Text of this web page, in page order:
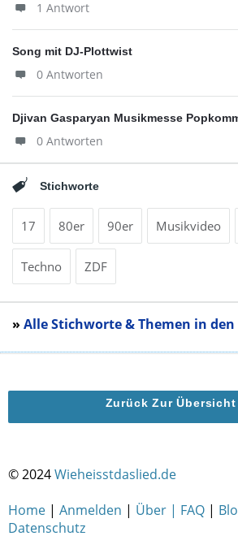
1 Antwort
Song mit DJ-Plottwist
0 Antworten
Djivan Gasparyan Musikmesse
0 Antworten
Stichworte
17 80er 90er Musikvideo
Techno ZDF
» Alle Stichworte & Themen in den
Zurück Zur Übersicht
© 2024Wieheisstdaslied.de
Home | Anmelden | Über | FAQ |
Datenschutz